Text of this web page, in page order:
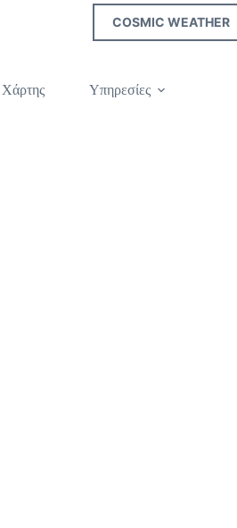
COSMIC WEATHER
Υπηρεσίες